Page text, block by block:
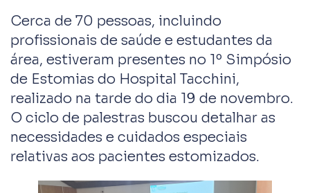
Cerca de 70 pessoas, incluindo
profissionais de saúde e estudantes da
área, estiveram presentes no 1º Simpósio
de Estomias do Hospital Tacchini,
realizado na tarde do dia 19 de novembro.
O ciclo de palestras buscou detalhar as
necessidades e cuidados especiais
relativas aos pacientes estomizados.